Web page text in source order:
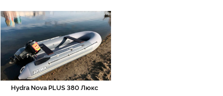
Hydra Nova PLUS 380 Люкс